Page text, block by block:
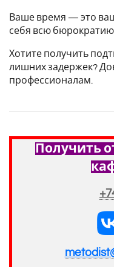
Ваше время — это
себя всю бюрократию.
Хотите получить
лишних задержек?
профессионалам.
Получить